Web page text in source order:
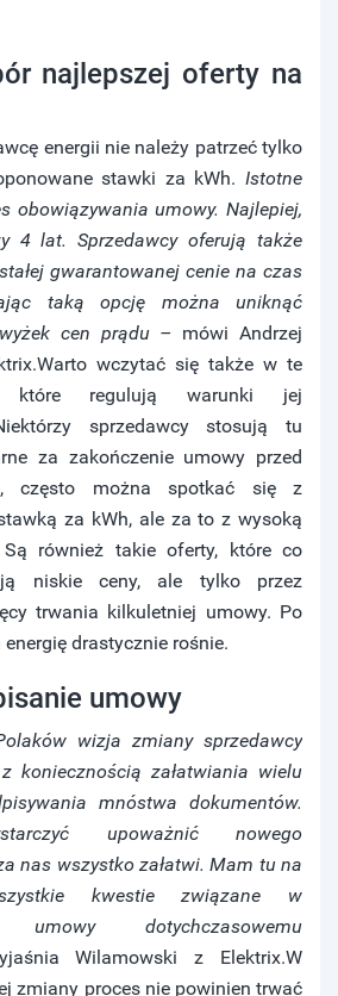
najlepszej oferty na
energii nie należy patrzeć tylko
stawki za kWh. Istotne
obowiązywania umowy. Najlepiej,
4 lat. Sprzedawcy oferują także
gwarantowanej cenie na czas
taką opcję można uniknąć
cen prądu – mówi Andrzej
wczytać się także w te
które regulują warunki jej
sprzedawcy stosują tu
za zakończenie umowy przed
często można spotkać się z
za kWh, ale za to z wysoką
Są również takie oferty, które co
niskie ceny, ale tylko przez
trwania kilkuletniej umowy. Po
drastycznie rośnie.
umowy
wizja zmiany sprzedawcy
koniecznością załatwiania wielu
mnóstwa dokumentów.
upoważnić nowego
nas wszystko załatwi. Mam tu na
kwestie związane w
umowy dotychczasowemu
Wilamowski z Elektrix.W
zmiany proces nie powinien trwać